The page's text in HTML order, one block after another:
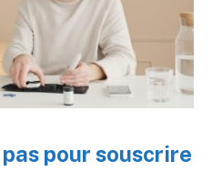
pour souscrire